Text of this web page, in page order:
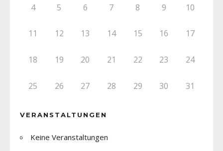
4 5 6 7 8 9 10
11 12 13 14 15 16 17
18 19 20 21 22 23 24
25 26 27 28 29 30 31
VERANSTALTUNGEN
Keine Veranstaltungen